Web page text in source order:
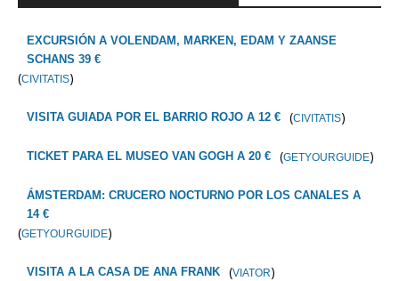
EXCURSIÓN A VOLENDAM, MARKEN, EDAM Y ZAANSE
SCHANS 39 €
(CIVITATIS)
VISITA GUIADA POR EL BARRIO ROJO A 12 € (CIVITATIS)
TICKET PARA EL MUSEO VAN GOGH A 20 € (GETYOURGUIDE)
ÁMSTERDAM: CRUCERO NOCTURNO POR LOS CANALES A
14 €
(GETYOURGUIDE)
VISITA A LA CASA DE ANA FRANK (VIATOR)